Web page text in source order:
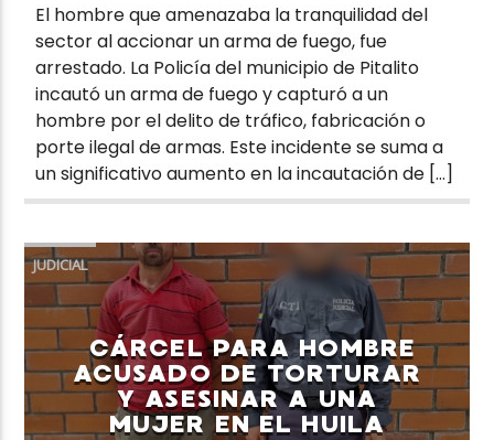
El hombre que amenazaba la tranquilidad del
sector al accionar un arma de fuego, fue
arrestado. La Policía del municipio de Pitalito
incautó un arma de fuego y capturó a un
hombre por el delito de tráfico, fabricación o
porte ilegal de armas. Este incidente se suma a
un significativo aumento en la incautación de […]
JUDICIAL
CÁRCEL PARA HOMBRE
ACUSADO DE TORTURAR
Y ASESINAR A UNA
MUJER EN EL HUILA